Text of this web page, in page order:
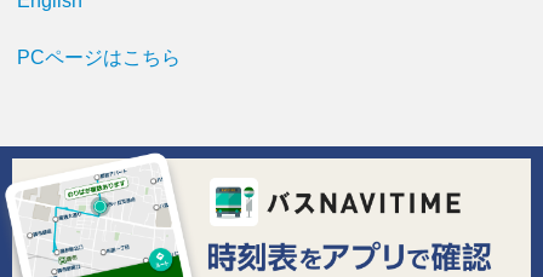
PCページはこちら